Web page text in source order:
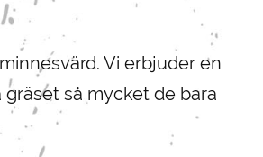
Vi erbjuder en
så mycket de bara